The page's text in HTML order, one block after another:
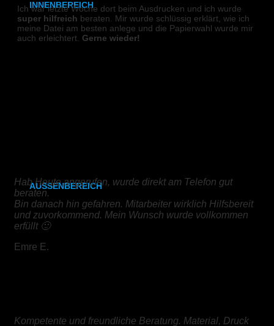
INNENBEREICH
CAD- & Baupläne (gerollt)
AUSSENBEREICH
Plakate (laminiert)
Klebefolie
Ich war letzte Woche dort beim Ausdrucken und ich wurde
super hilfreich beraten. Mir wurde schlüssig erklärt, wie ich
meine Datei am besten anlege und die Papierwahl wurde mir
auch erleichtert. Gerne wieder!
Hab Heute angerufen, wurde direkt am Telefon gut
beraten.
Bin danach hin gefahren. Mitarbeiter wirklich Hilfsbereit
und zuvorkommend. Mein Wunsch wurde vollkommen
erfüllt 🙂
Emre E.
Kompetente und freundliche Beratung. Material, Druck